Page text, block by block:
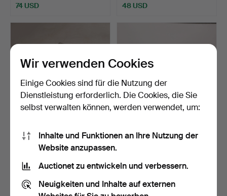
74 USD 48 USD
GROSSE SAMMLUNG
ZIGARETTENBILDER
(ANZAHL).
Beendet 8. Jun 2026
2 Gebote
EINE SAMMLUNG VON
KUNSTGEGENSTÄNDEN
1 Gebot
Wir verwenden Cookies
Einige Cookies sind für die Nutzung der
Dienstleistung erforderlich. Die Cookies, die Sie
selbst verwalten können, werden verwendet, um:
Inhalte und Funktionen an Ihre Nutzung der
Website anzupassen.
Auctionet zu entwickeln und verbessern.
Neuigkeiten und Inhalte auf externen